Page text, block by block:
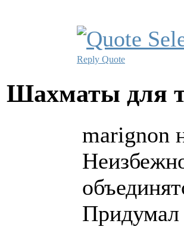
Reply Quote
Шахматы для
marignon
Придумал